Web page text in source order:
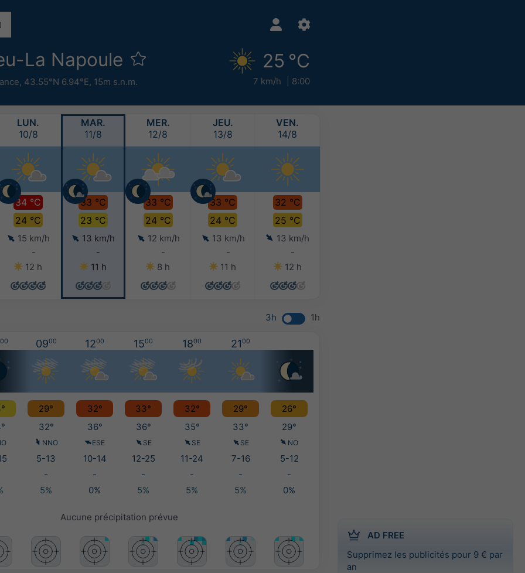
La Napoule
, 43.55°N 6.94°E, 15m s.n.m.
25 °C
7 km/h 8:00
AD FREE
Supprimez les publicités pour 9 € par
an
LUN.
10/8
34 °C
24 °C
15 km/h
-
12 h
MAR.
11/8
33 °C
23 °C
13 km/h
-
11 h
MER.
12/8
33 °C
24 °C
12 km/h
-
8 h
JEU.
13/8
33 °C
24 °C
13 km/h
-
11 h
VEN.
14/8
32 °C
25 °C
13 km/h
-
12 h
3h 1h
00 0900 1200 1500 1800 2100
29° 32° 33° 32° 29°
26°
32° 36° 36° 35° 33° 29°
NNO ESE SE SE SE NO
5-13 10-14 12-25 11-24 7-16
5-12
- - - - -
-
5% 0% 5% 5% 5% 0%
Aucune précipitation prévue